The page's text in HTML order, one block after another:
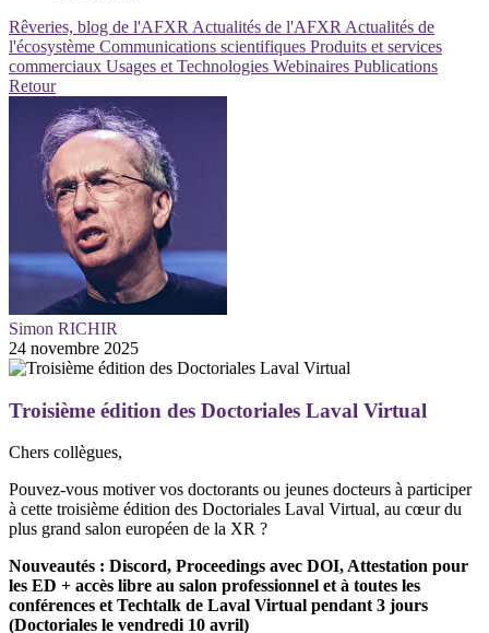
Rêveries, blog de l'AFXR Actualités de l'AFXR Actualités de
l'écosystème Communications scientifiques Produits et services
commerciaux Usages et Technologies Webinaires Publications
Retour
Simon RICHIR
24 novembre 2025
Troisième édition des Doctoriales Laval Virtual
Chers collègues,
Pouvez-vous motiver vos doctorants ou jeunes docteurs à participer
à cette troisième édition des Doctoriales Laval Virtual, au cœur du
plus grand salon européen de la XR ?
Nouveautés : Discord, Proceedings avec DOI, Attestation pour
les ED + accès libre au salon professionnel et à toutes les
conférences et Techtalk de Laval Virtual pendant 3 jours
(Doctoriales le vendredi 10 avril)